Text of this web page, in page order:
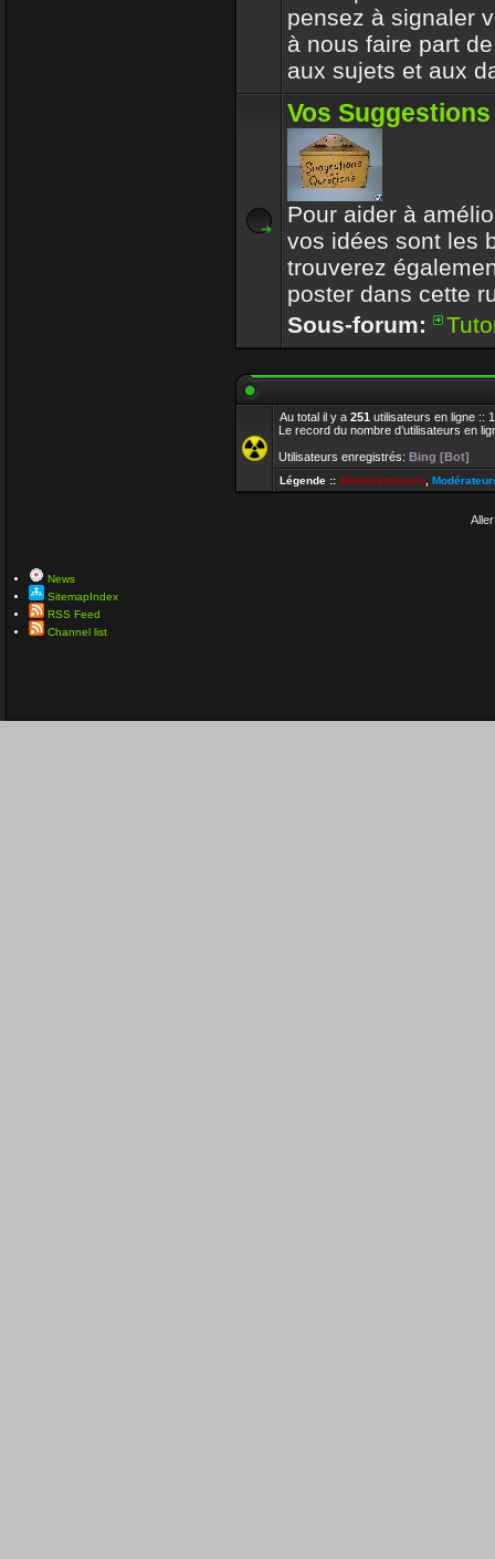
pensez à signaler
à nous faire part
aux sujets et aux
Vos Suggestions
Pour aider à
vos idées sont les
trouverez
poster dans cette
Sous-forum:
Au total il y a 251 utilisateurs en ligne ::
Le record du nombre d’utilisateurs en
Utilisateurs enregistrés: Bing [Bot]
Légende :: Administrateurs
News
SitemapIndex
RSS Feed
Channel list